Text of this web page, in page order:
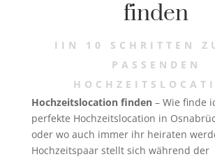
finden
IIN 10 SCHRITTEN
PASSENDEN
Hochzeitslocation finden– Wie finde
perfekte Hochzeitslocation in
oder wo auch immer ihr heiraten
Hochzeitspaar stellt sich während der